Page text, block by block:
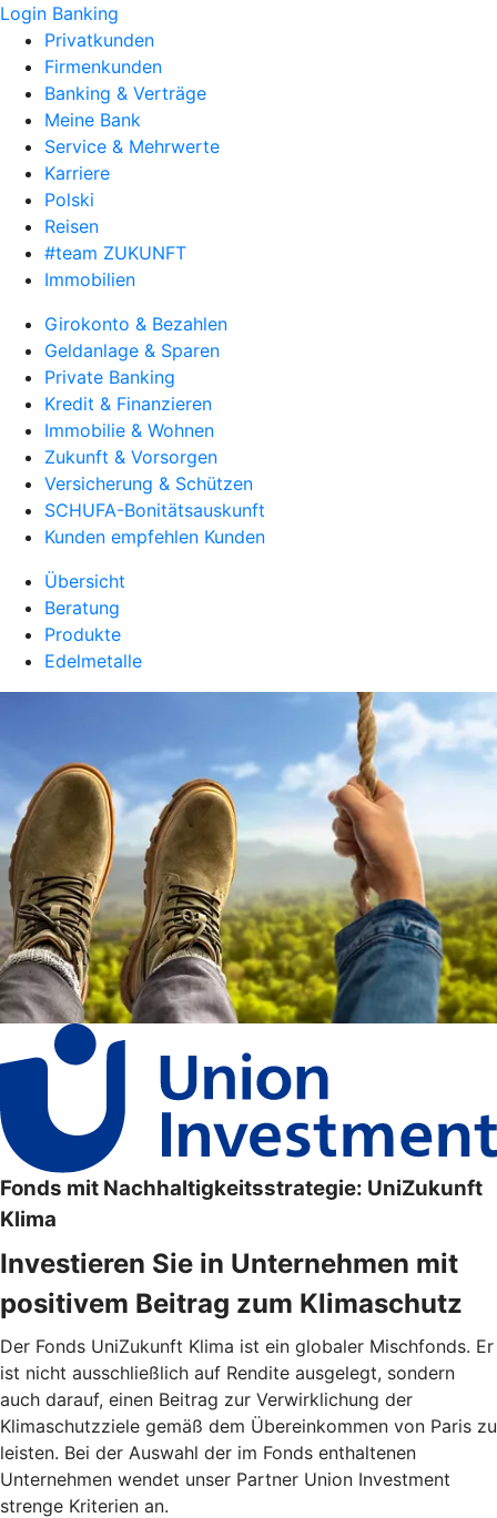
Login Banking
Privatkunden
Firmenkunden
Banking & Verträge
Meine Bank
Service & Mehrwerte
Karriere
Polski
Reisen
#team ZUKUNFT
Immobilien
Girokonto & Bezahlen
Geldanlage & Sparen
Private Banking
Kredit & Finanzieren
Immobilie & Wohnen
Zukunft & Vorsorgen
Versicherung & Schützen
SCHUFA-Bonitätsauskunft
Kunden empfehlen Kunden
Übersicht
Beratung
Produkte
Edelmetalle
Fonds mit Nachhaltigkeitsstrategie: UniZukunft
Klima
Investieren Sie in Unternehmen mit
positivem Beitrag zum Klimaschutz
Der Fonds UniZukunft Klima ist ein globaler Mischfonds. Er
ist nicht ausschließlich auf Rendite ausgelegt, sondern
auch darauf, einen Beitrag zur Verwirklichung der
Klimaschutzziele gemäß dem Übereinkommen von Paris zu
leisten. Bei der Auswahl der im Fonds enthaltenen
Unternehmen wendet unser Partner Union Investment
strenge Kriterien an.